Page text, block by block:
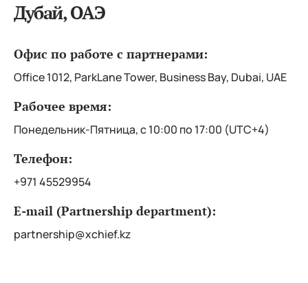
Дубай, ОАЭ
Офис по работе с партнерами:
Office 1012, ParkLane Tower, Business Bay, Dubai, UAE
Рабочее время:
Понедельник-Пятница, с 10:00 по 17:00 (UTC+4)
Телефон:
+971 45529954
E-mail (Partnership department):
partnership@xchief.kz